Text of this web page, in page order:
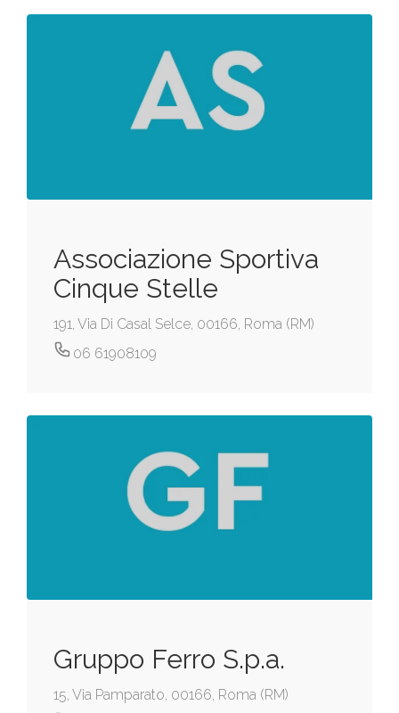
Associazione Sportiva
Cinque Stelle
191, Via Di Casal Selce, 00166, Roma (RM)
06 61908109
Gruppo Ferro S.p.a.
15, Via Pamparato, 00166, Roma (RM)